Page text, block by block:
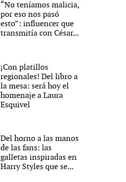
“No teníamos malicia,
por eso nos pasó
esto”: influencer que
transmitía con César...
¡Con platillos
regionales! Del libro a
la mesa: será hoy el
homenaje a Laura
Esquivel
Del horno a las manos
de las fans: las
galletas inspiradas en
Harry Styles que se...